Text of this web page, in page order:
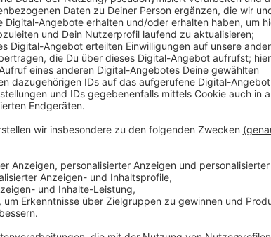
Anzeige
Patrick Melz
Corona-Update 13.05.20
16:29 Uhr - Münster: Blindgänger entschärft
Der Blindgänger in der York-Kaserne ist entschärft.